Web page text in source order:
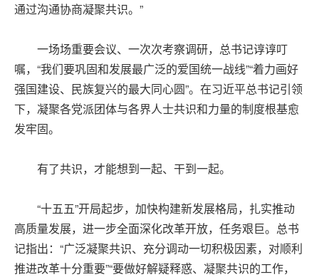
通过沟通协商凝聚共识。”
一场场重要会议、一次次考察调研，总书记谆谆叮
嘱，“我们要巩固和发展最广泛的爱国统一战线”“着力画好
强国建设、民族复兴的最大同心圆”。在习近平总书记引领
下，凝聚各党派团体与各界人士共识和力量的制度根基愈
发牢固。
有了共识，才能想到一起、干到一起。
“十五五”开局起步，加快构建新发展格局，扎实推动
高质量发展，进一步全面深化改革开放，任务艰巨。总书
记指出：“广泛凝聚共识、充分调动一切积极因素，对顺利
推进改革十分重要”“要做好解疑释惑、凝聚共识的工作，